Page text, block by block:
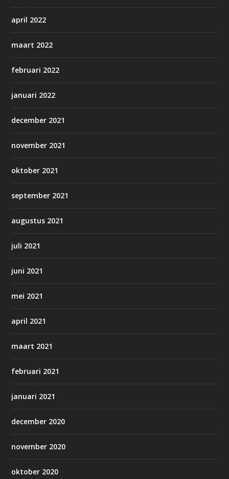
april 2022
maart 2022
februari 2022
januari 2022
december 2021
november 2021
oktober 2021
september 2021
augustus 2021
juli 2021
juni 2021
mei 2021
april 2021
maart 2021
februari 2021
januari 2021
december 2020
november 2020
oktober 2020